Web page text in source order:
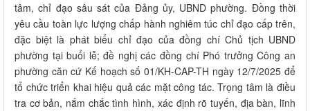
tâm, chỉ đạo sâu sát của Đảng ủy, UBND phường. Đồng thời
yêu cầu toàn lực lượng chấp hành nghiêm túc chỉ đạo cấp trên,
đặc biệt là phát biểu chỉ đạo của đồng chí Chủ tịch UBND
phường tại buổi lễ; đề nghị các đồng chí Phó trưởng Công an
phường căn cứ Kế hoạch số 01/KH-CAP-TH ngày 12/7/2025 để
tổ chức triển khai hiệu quả các mặt công tác. Trọng tâm là điều
tra cơ bản, nắm chắc tình hình, xác định rõ tuyến, địa bàn, lĩnh